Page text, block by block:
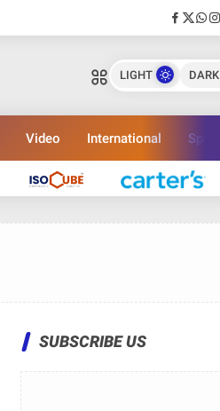
LIGHT DARK
Video International Sport
SUBSCRIBE US